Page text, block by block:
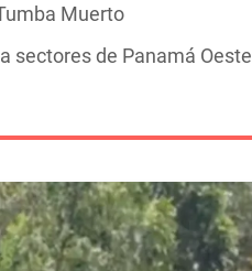
Muerto
sectores de Panamá Oeste